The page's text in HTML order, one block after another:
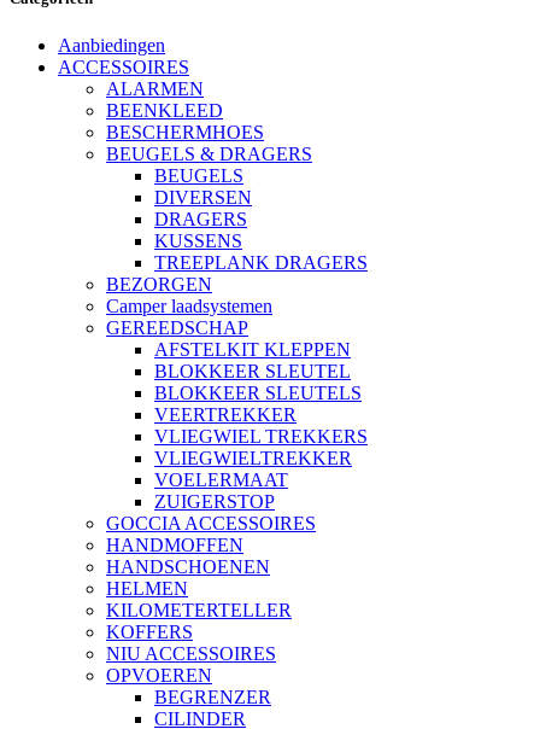
Aanbiedingen
ACCESSOIRES
ALARMEN
BEENKLEED
BESCHERMHOES
BEUGELS & DRAGERS
BEUGELS
DIVERSEN
DRAGERS
KUSSENS
TREEPLANK DRAGERS
BEZORGEN
Camper laadsystemen
GEREEDSCHAP
AFSTELKIT KLEPPEN
BLOKKEER SLEUTEL
BLOKKEER SLEUTELS
VEERTREKKER
VLIEGWIEL TREKKERS
VLIEGWIELTREKKER
VOELERMAAT
ZUIGERSTOP
GOCCIA ACCESSOIRES
HANDMOFFEN
HANDSCHOENEN
HELMEN
KILOMETERTELLER
KOFFERS
NIU ACCESSOIRES
OPVOEREN
BEGRENZER
CILINDER